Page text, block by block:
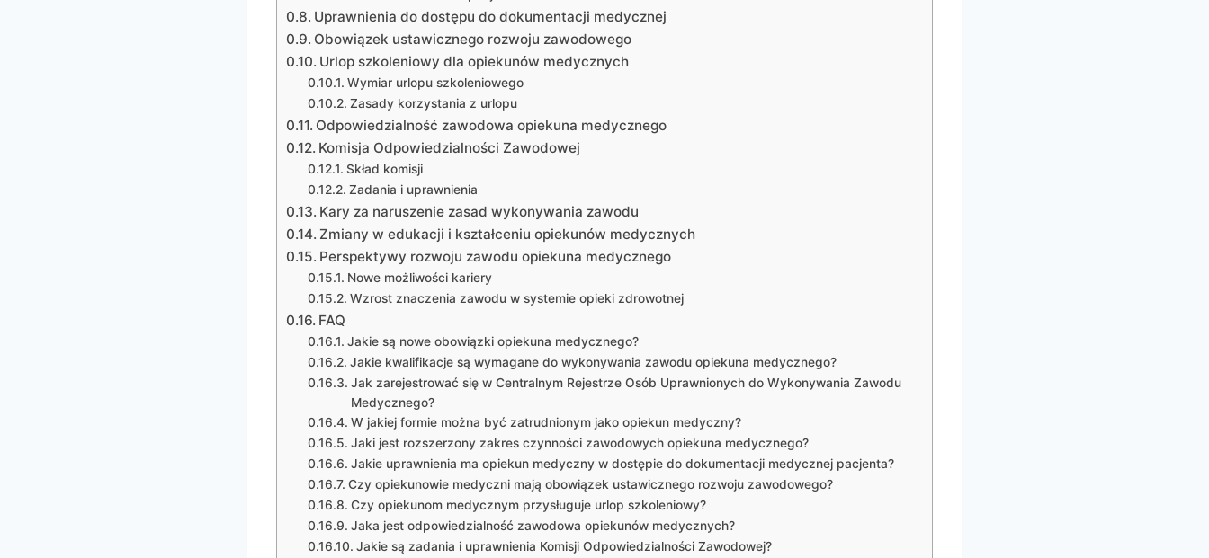
Uprawnienia do dostępu do dokumentacji medycznej
Obowiązek ustawicznego rozwoju zawodowego
Urlop szkoleniowy dla opiekunów medycznych
Wymiar urlopu szkoleniowego
Zasady korzystania z urlopu
Odpowiedzialność zawodowa opiekuna medycznego
Komisja Odpowiedzialności Zawodowej
Skład komisji
Zadania i uprawnienia
Kary za naruszenie zasad wykonywania zawodu
Zmiany w edukacji i kształceniu opiekunów medycznych
Perspektywy rozwoju zawodu opiekuna medycznego
Nowe możliwości kariery
Wzrost znaczenia zawodu w systemie opieki zdrowotnej
FAQ
Jakie są nowe obowiązki opiekuna medycznego?
Jakie kwalifikacje są wymagane do wykonywania zawodu opiekuna medycznego?
Jak zarejestrować się w Centralnym Rejestrze Osób Uprawnionych do Wykonywania Zawodu
Medycznego?
W jakiej formie można być zatrudnionym jako opiekun medyczny?
Jaki jest rozszerzony zakres czynności zawodowych opiekuna medycznego?
Jakie uprawnienia ma opiekun medyczny w dostępie do dokumentacji medycznej pacjenta?
Czy opiekunowie medyczni mają obowiązek ustawicznego rozwoju zawodowego?
Czy opiekunom medycznym przysługuje urlop szkoleniowy?
Jaka jest odpowiedzialność zawodowa opiekunów medycznych?
Jakie są zadania i uprawnienia Komisji Odpowiedzialności Zawodowej?